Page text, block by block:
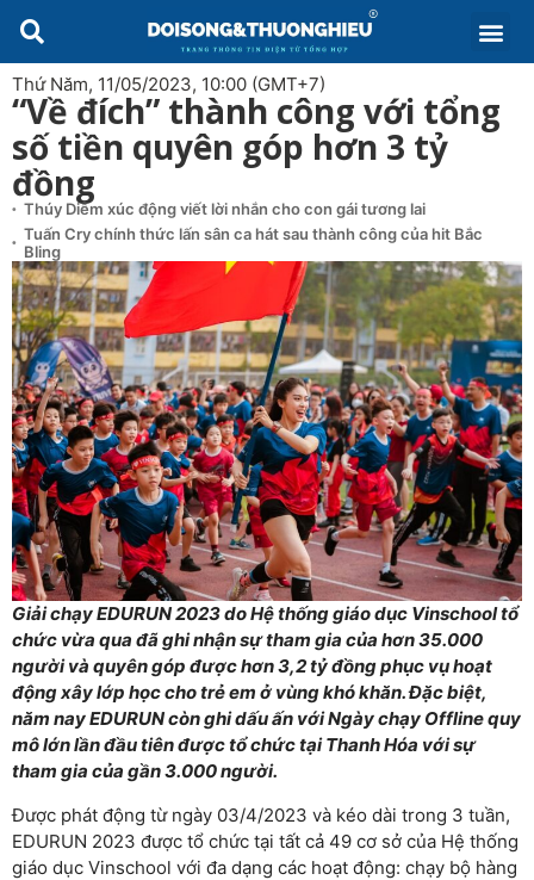
Thứ Năm, 11/05/2023, 10:00 (GMT+7)
“Về đích” thành công với tổng
số tiền quyên góp hơn 3 tỷ
đồng
Thúy Diễm xúc động viết lời nhắn cho con gái tương lai
Tuấn Cry chính thức lấn sân ca hát sau thành công của hit Bắc
Bling
Giải chạy EDURUN 2023 do Hệ thống giáo dục Vinschool tổ
chức vừa qua đã ghi nhận sự tham gia của hơn 35.000
người và quyên góp được hơn 3,2 tỷ đồng phục vụ hoạt
động xây lớp học cho trẻ em ở vùng khó khăn. Đặc biệt,
năm nay EDURUN còn ghi dấu ấn với Ngày chạy Offline quy
mô lớn lần đầu tiên được tổ chức tại Thanh Hóa với sự
tham gia của gần 3.000 người.
Được phát động từ ngày 03/4/2023 và kéo dài trong 3 tuần,
EDURUN 2023 được tổ chức tại tất cả 49 cơ sở của Hệ thống
giáo dục Vinschool với đa dạng các hoạt động: chạy bộ hàng